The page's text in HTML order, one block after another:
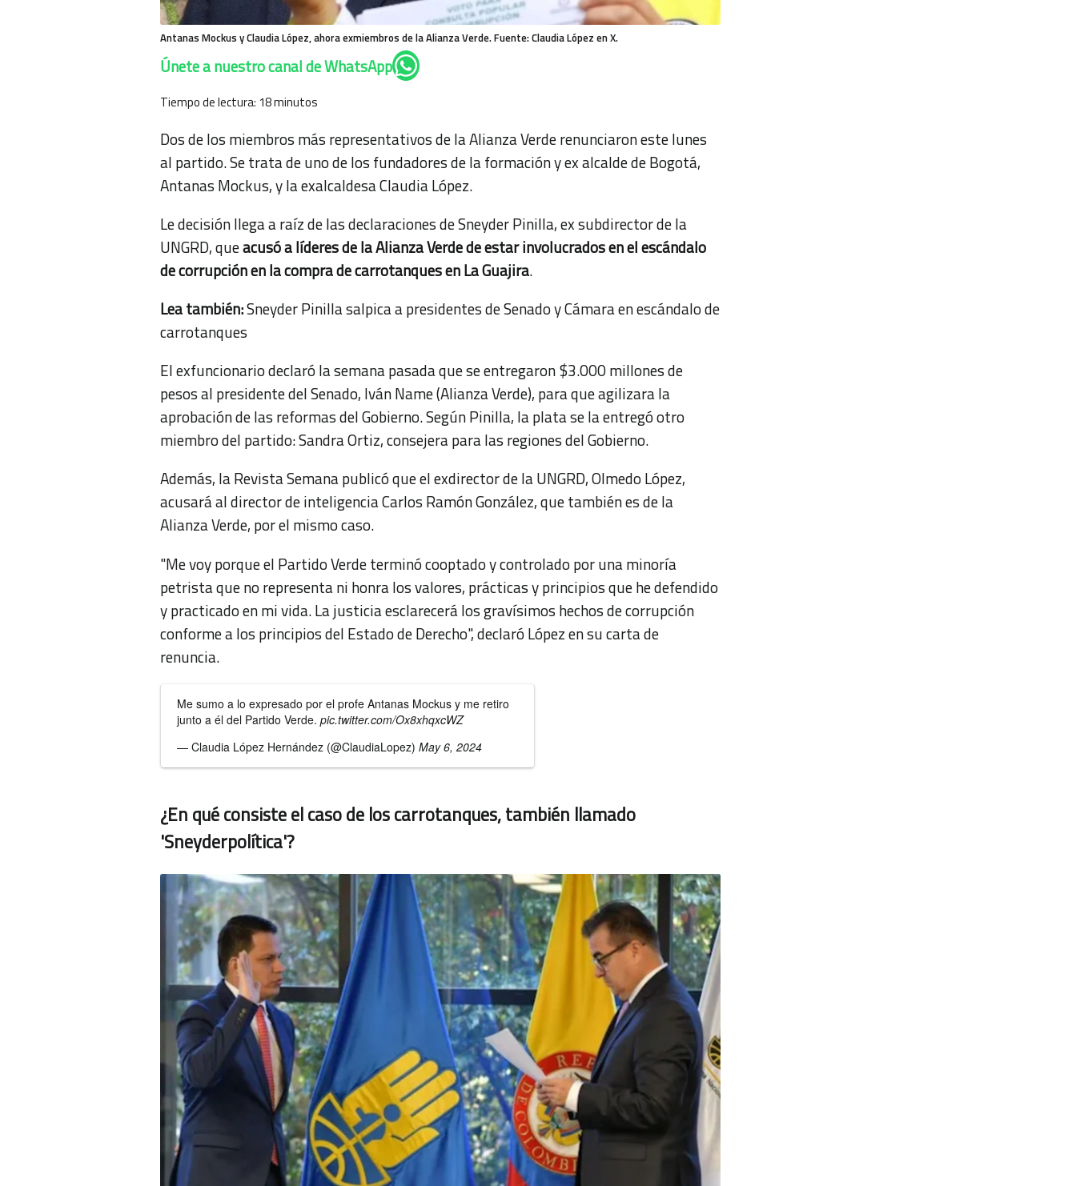
Antanas Mockus y Claudia López, ahora exmiembros de la Alianza Verde. Fuente: Claudia López en X.
Únete a nuestro canal de WhatsApp
Tiempo de lectura: 18minutos
Dos de los miembros más representativos de la Alianza Verde renunciaron este lunes
al partido. Se trata de uno de los fundadores de la formación y ex alcalde de Bogotá,
Antanas Mockus, y la exalcaldesa Claudia López.
Le decisión llega a raíz de las declaraciones de Sneyder Pinilla, ex subdirector de la
UNGRD, queacusó a líderes de la Alianza Verde de estar involucrados en el escándalo
de corrupción en la compra de carrotanques en La Guajira.
Lea también:Sneyder Pinilla salpica a presidentes de Senado y Cámara en escándalo de
carrotanques
El exfuncionario declaró la semana pasada que se entregaron $3.000 millones de
pesos al presidente del Senado, Iván Name (Alianza Verde), para que agilizara la
aprobación de las reformas del Gobierno. Según Pinilla, la plata se la entregó otro
miembro del partido: Sandra Ortiz, consejera para las regiones del Gobierno.
Además, la Revista Semana publicó que el exdirector de la UNGRD, Olmedo López,
acusará al director de inteligencia Carlos Ramón González, que también es de la
Alianza Verde, por el mismo caso.
"Me voy porque el Partido Verde terminó cooptado y controlado por una minoría
petrista que no representa ni honra los valores, prácticas y principios que he defendido
y practicado en mi vida. La justicia esclarecerá los gravísimos hechos de corrupción
conforme a los principios del Estado de Derecho", declaró López en su carta de
renuncia.
Me sumo a lo expresado por el profe Antanas Mockus y me retiro
junto a él del Partido Verde. pic.twitter.com/Ox8xhqxcWZ
— Claudia López Hernández (@ClaudiaLopez) May 6, 2024
¿En qué consiste el caso de los carrotanques, también llamado
'Sneyderpolítica'?